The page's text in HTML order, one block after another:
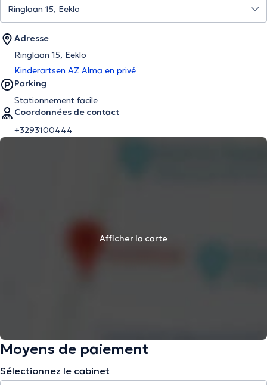
Adresse
Ringlaan 15, Eeklo
Kinderartsen AZ Alma en privé
Parking
Stationnement facile
Coordonnées de contact
+3293100444
Afficher la carte
Moyens de paiement
Sélectionnez le cabinet